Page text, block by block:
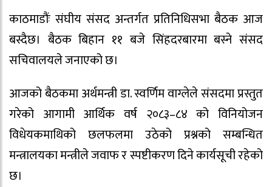
काठमाडौंः संघीय संसद अन्तर्गत प्रतिनिधिसभा बैठक आज
बस्दैछ। बैठक बिहान ११ बजे सिंहदरबारमा बस्ने संसद
सचिवालयले जनाएको छ।
आजको बैठकमा अर्थमन्त्री डा. स्वर्णिम वाग्लेले संसदमा प्रस्तुत
गरेको आगामी आर्थिक वर्ष २०८३–८४ को विनियोजन
विधेयकमाथिको छलफलमा उठेको प्रश्नको सम्बन्धित
मन्त्रालयका मन्त्रीले जवाफ र स्पष्टीकरण दिने कार्यसूची रहेको
छ।